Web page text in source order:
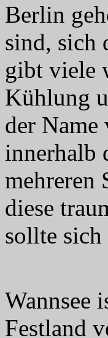
Berlin
sind, sich
gibt viele
Kühlung
der Name
innerhalb
mehreren
diese
sollte
Wannsee
Festland